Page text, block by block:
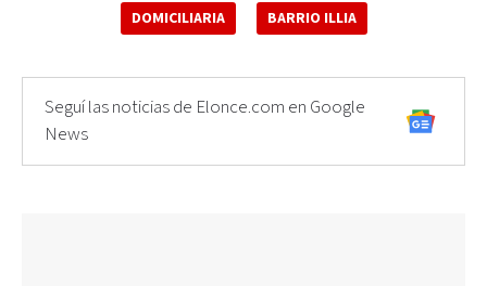
DOMICILIARIA BARRIO ILLIA
Seguí las noticias de Elonce.com en Google
News